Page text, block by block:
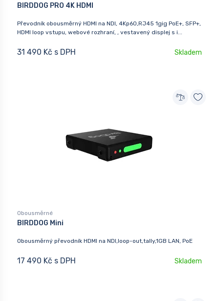
BIRDDOG PRO 4K HDMI
Převodník obousměrný HDMI na NDI, 4Kp60,RJ45 1gig PoE+, SFP+,
HDMI loop vstupu, webové rozhraní, , vestavený displej s i...
31 490 Kč s DPH Skladem
Obousměrné
BIRDDOG Mini
Obousměrný převodník HDMI na NDI,loop-out,tally,1GB LAN, PoE
17 490 Kč s DPH Skladem